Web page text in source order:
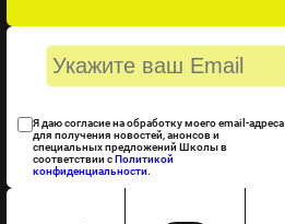
Я даю согласие на обработку моего email-адреса
для получения новостей, анонсов и
специальных предложений Школы в
соответствии сПолитикой
конфиденциальности.